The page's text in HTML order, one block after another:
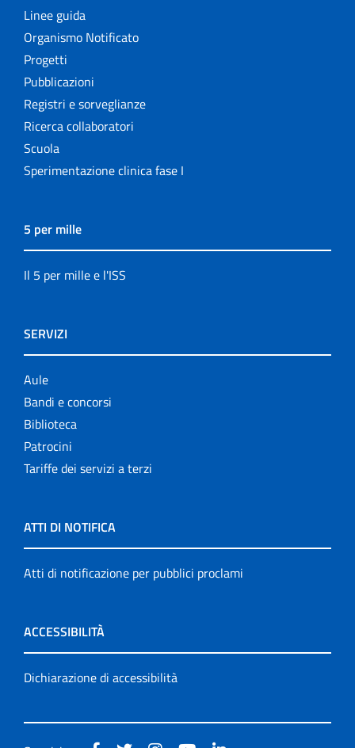
Linee guida
Organismo Notificato
Progetti
Pubblicazioni
Registri e sorveglianze
Ricerca collaboratori
Scuola
Sperimentazione clinica fase I
5 per mille
Il 5 per mille e l'ISS
SERVIZI
Aule
Bandi e concorsi
Biblioteca
Patrocini
Tariffe dei servizi a terzi
ATTI DI NOTIFICA
Atti di notificazione per pubblici proclami
ACCESSIBILITÀ
Dichiarazione di accessibilità